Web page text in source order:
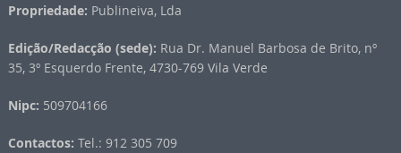
Propriedade: Publineiva, Lda
Edição/Redacção (sede): Rua Dr. Manuel Barbosa de Brito, nº
35, 3º Esquerdo Frente, 4730-769 Vila Verde
Nipc: 509704166
Contactos: Tel.: 912 305 709